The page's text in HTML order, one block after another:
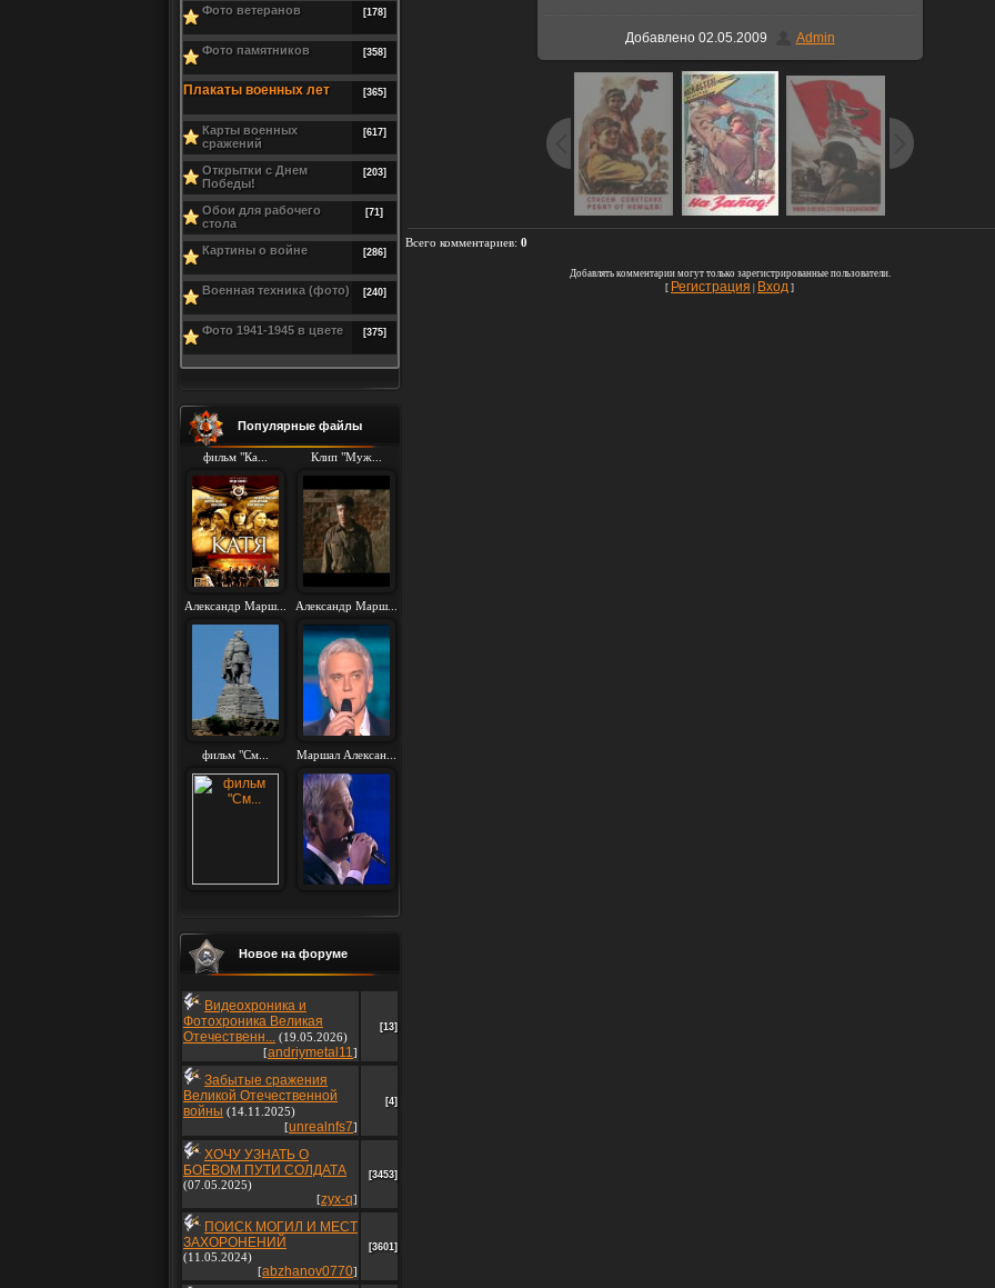
Фото ветеранов [178]
Фото памятников [358]
Плакаты военных лет [365]
Карты военных
сражений
[617]
Открытки с Днем
Победы!
[203]
Обои для рабочего
стола
[71]
Картины о войне [286]
Военная техника (фото) [240]
Фото 1941-1945 в цвете [375]
Популярные файлы
фильм "Ка... Клип "Муж...
Александр Марш... Александр Марш...
фильм "См... Маршал Алексан...
Новое на форуме
Видеохроника и
Фотохроника Великая
Отечественн... (19.05.2026)
[andriymetal11]
[13]
Забытые сражения
Великой Отечественной
войны (14.11.2025)
[unrealnfs7]
[4]
ХОЧУ УЗНАТЬ О
БОЕВОМ ПУТИ СОЛДАТА
(07.05.2025)
[zyx-q]
[3453]
ПОИСК МОГИЛ И МЕСТ
ЗАХОРОНЕНИЙ
(11.05.2024)
[abzhanov0770]
[3601]
Добавлено02.05.2009 Admin
Всего комментариев: 0
Добавлять комментарии могут только зарегистрированные пользователи.
[ Регистрация Вход ]